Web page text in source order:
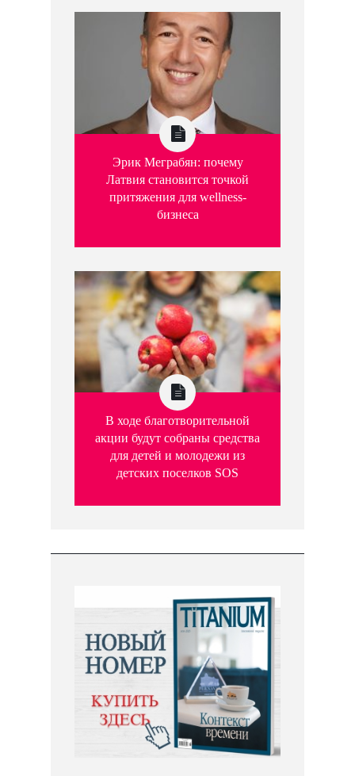
Эрик Меграбян: почему
Латвия становится точкой
притяжения для wellness-
бизнеса
В ходе благотворительной
акции будут собраны средства
для детей и молодежи из
детских поселков SOS